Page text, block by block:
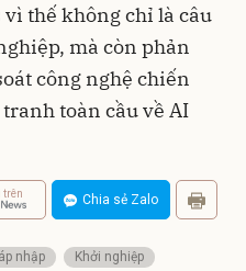
thế không chỉ là câu
mà còn phản
công nghệ chiến
toàn cầu về AI
trên Chia sẻ Zalo
nhập
Khởi nghiệp